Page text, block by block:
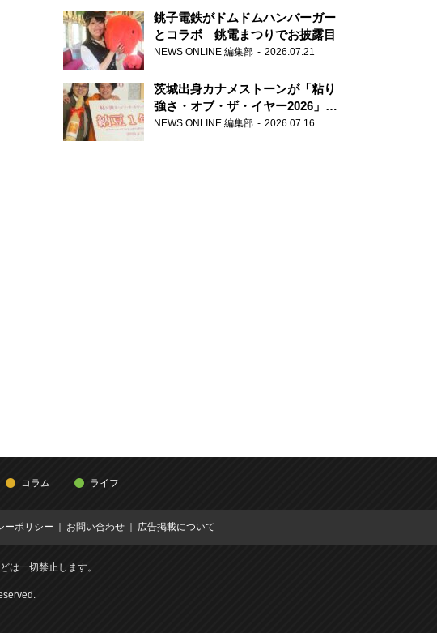
銚子電鉄がドムドムハンバーガー
とコラボ 銚電まつりでお披露目
NEWS ONLINE 編集部 2026.07.21
茨城出身カナメストーンが「粘り
強さ・オブ・ザ・イヤー2026」受
賞 粘り強いコンビ愛で納豆を
NEWS ONLINE 編集部 2026.07.16
コラム ライフ
ーポリシー お問い合わせ 広告掲載について
は一切禁止します。